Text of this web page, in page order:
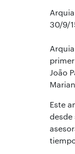
30/9/
João
Este